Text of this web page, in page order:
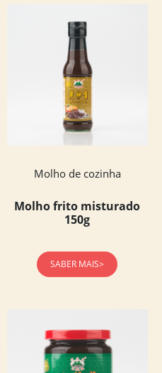
Molho de cozinha
Molho frito misturado
150g
SABER MAIS>